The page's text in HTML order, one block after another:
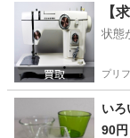
埼玉 川口市 川
【
状態
プリ
い
90円